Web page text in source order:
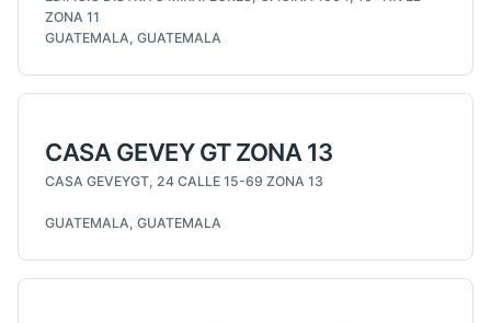
ZONA 11
GUATEMALA, GUATEMALA
CASA GEVEY GT ZONA 13
CASA GEVEYGT, 24 CALLE 15-69 ZONA 13
GUATEMALA, GUATEMALA